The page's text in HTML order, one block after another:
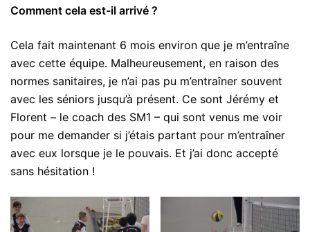
Comment cela est-il arrivé ?
Cela fait maintenant 6 mois environ que je m’entraîne
avec cette équipe. Malheureusement, en raison des
normes sanitaires, je n’ai pas pu m’entraîner souvent
avec les séniors jusqu’à présent. Ce sont Jérémy et
Florent – le coach des SM1 – qui sont venus me voir
pour me demander si j’étais partant pour m’entraîner
avec eux lorsque je le pouvais. Et j’ai donc accepté
sans hésitation !